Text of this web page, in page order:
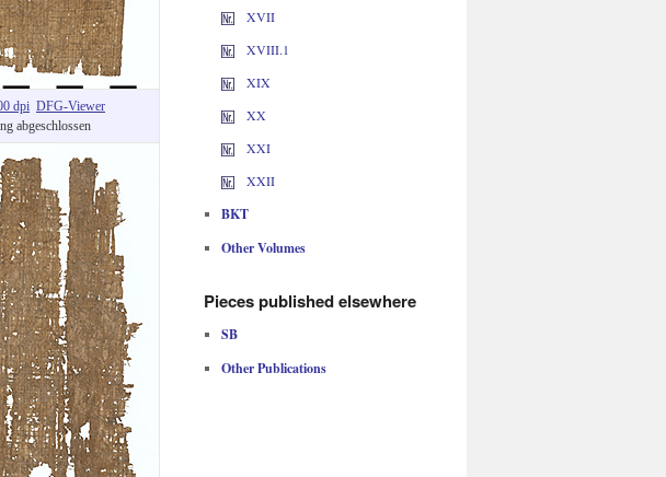
dpi DFG-Viewer
abgeschlossen
XVII
XVIII.1
XIX
XX
XXI
XXII
BKT
Other Volumes
Pieces published elsewhere
SB
Other Publications